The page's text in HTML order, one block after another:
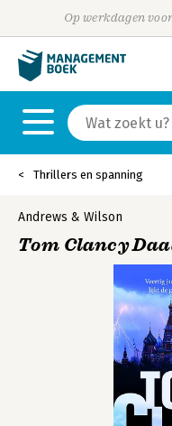
Op werkdagen
Thrillers en spanning
Andrews & Wilson
Tom Clancy